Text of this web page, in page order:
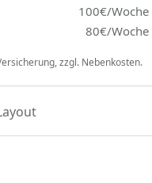
100€/Woche
80€/Woche
zzgl. Nebenkosten.